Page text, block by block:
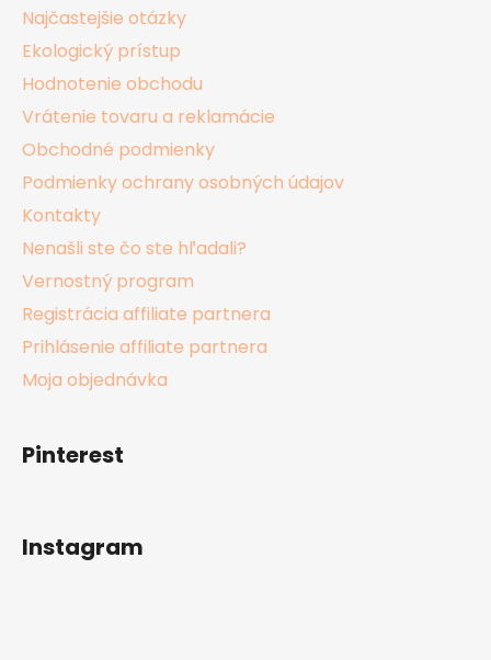
Najčastejšie otázky
Ekologický prístup
Hodnotenie obchodu
Vrátenie tovaru a reklamácie
Obchodné podmienky
Podmienky ochrany osobných údajov
Kontakty
Nenašli ste čo ste hľadali?
Vernostný program
Registrácia affiliate partnera
Prihlásenie affiliate partnera
Moja objednávka
Pinterest
Instagram